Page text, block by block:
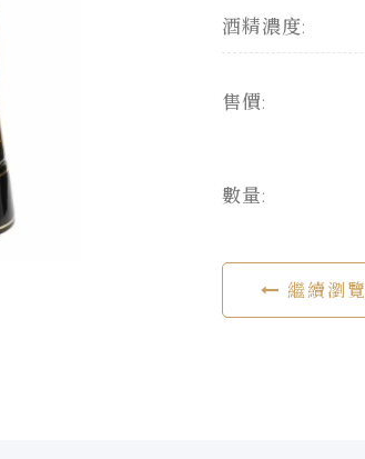
酒精濃度:
售價:
數量:
繼續瀏覽